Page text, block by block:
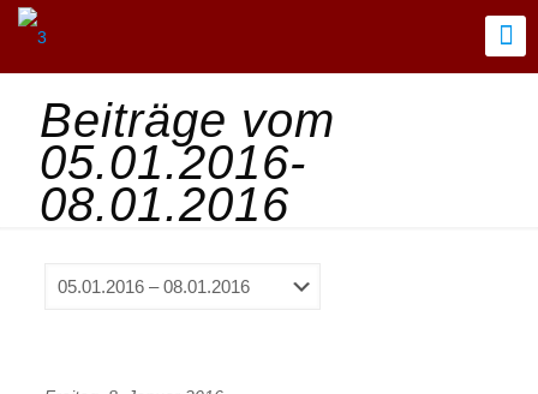
Beiträge vom
05.01.2016-
08.01.2016